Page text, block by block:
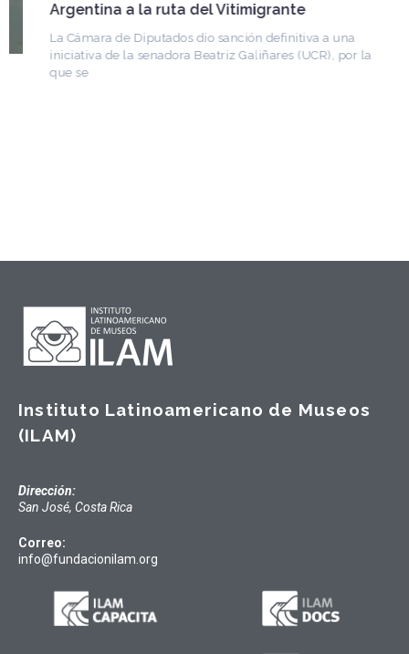
Argentina a la ruta del Vitimigrante
La Cámara de Diputados dio sanción definitiva a una
iniciativa de la senadora Beatriz Galiñares (UCR), por la
que se
Instituto Latinoamericano de Museos
(ILAM)
Dirección:
San José, Costa Rica
Correo:
info@fundacionilam.org